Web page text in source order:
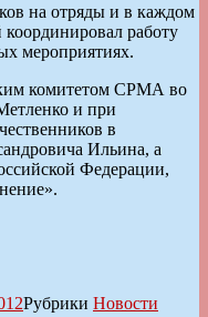
на отряды и в каждом
работу
мероприятиях.
комитетом СРМА во
и при
в
Ильина, а
Федерации,
Рубрики Новости